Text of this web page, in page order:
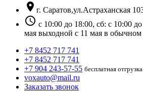
location_on г. Саратов,ул.Астраханская
schedule с 10:00 до 18:00, сб: с 10:00
мая выходной с 11 мая в обычном
+7 8452 717 741
+7 8452 717 741
+7 904 243-57-55 бесплатная
voxauto@mail.ru
Заказать звонок